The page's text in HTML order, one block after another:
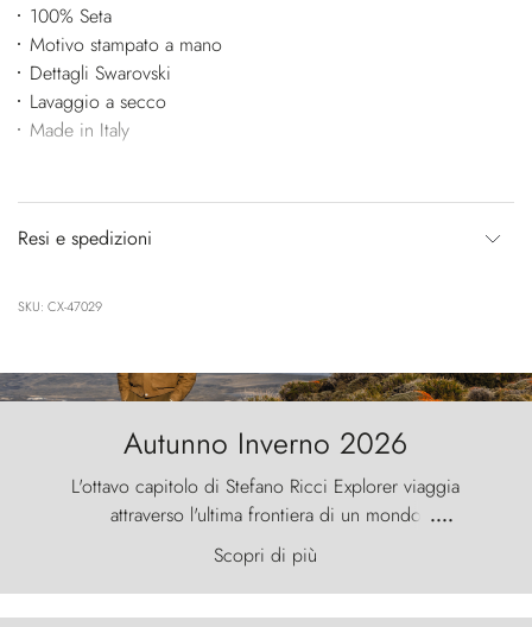
100% Seta
Motivo stampato a mano
Dettagli Swarovski
Lavaggio a secco
Made in Italy
Resi e spedizioni
SKU: CX-47029
Autunno Inverno 2026
L'ottavo capitolo di Stefano Ricci Explorer viaggia
attraverso l'ultima frontiera di un mondo
primordiale, dove il vento scolpisce la natura con
furia ancestrale e le Torres del Paine sfidano il
cielo come sentinelle di pietra.
....
Scopri di più